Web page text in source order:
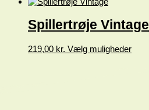
Spillertrøje Vintage
219,00 kr. Vælg mulighederDette